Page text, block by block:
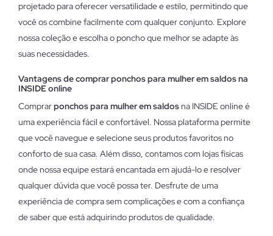
projetado para oferecer versatilidade e estilo, permitindo que
você os combine facilmente com qualquer conjunto. Explore
nossa coleção e escolha o poncho que melhor se adapte às
suas necessidades.
Vantagens de comprar ponchos para mulher em saldos na
INSIDE online
Comprarponchos para mulher em saldosna INSIDE online é
uma experiência fácil e confortável. Nossa plataforma permite
que você navegue e selecione seus produtos favoritos no
conforto de sua casa. Além disso, contamos com lojas físicas
onde nossa equipe estará encantada em ajudá-lo e resolver
qualquer dúvida que você possa ter. Desfrute de uma
experiência de compra sem complicações e com a confiança
de saber que está adquirindo produtos de qualidade.